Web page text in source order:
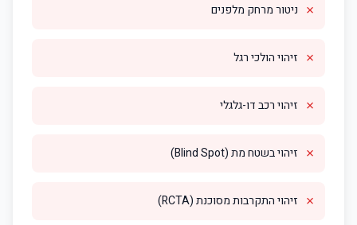
✗ ניטור מרחק מלפנים
✗ זיהוי הולכי רגל
✗ זיהוי רכב דו-גלגלי
✗ זיהוי בשטח מת (Blind Spot)
✗ זיהוי התקרבות מסוכנת (RCTA)